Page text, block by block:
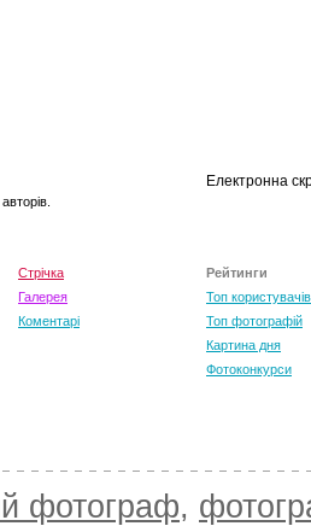
Електронна
Стрічка
Галерея
Коментарі
Рейтинги
Топ користувачів
Топ фотографій
Картина дня
Фотоконкурси
фотограф,